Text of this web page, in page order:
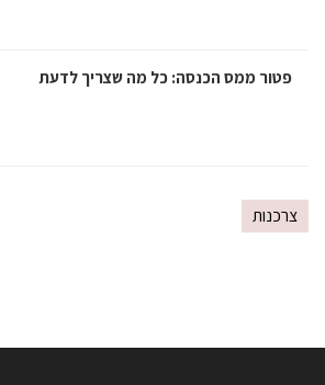
פטור ממס הכנסה: כל מה שצריך לדעת
צרכנות